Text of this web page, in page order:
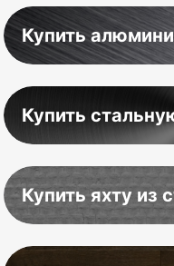
Купить
Купить
Купить яхту из